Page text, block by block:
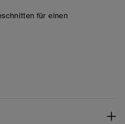
für einen